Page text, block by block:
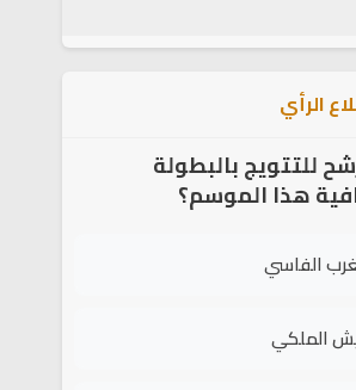
الرأي
للتتويج بالبطولة
هذا الموسم؟
الفاسي
الملكي